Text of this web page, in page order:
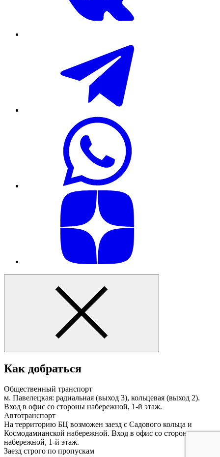
Как добраться
Общественный транспорт
м. Павелецкая: радиальная (выход 3), кольцевая (выход 2).
Вход в офис со стороны набережной, 1-й этаж.
Автотранспорт
На территорию БЦ возможен заезд с Садового кольца и
Космодамианской набережной. Вход в офис со стороны
набережной, 1-й этаж.
Заезд строго по пропускам